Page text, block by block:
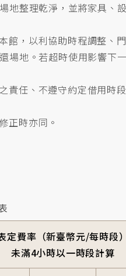
地整理乾淨，並將家具、
館，以利協助時程調整、
場地。若超時使用影響下
責任、不遵守約定借用時
正時亦同。
定費率（新臺幣元/每時段）
未滿4小時以一時段計算